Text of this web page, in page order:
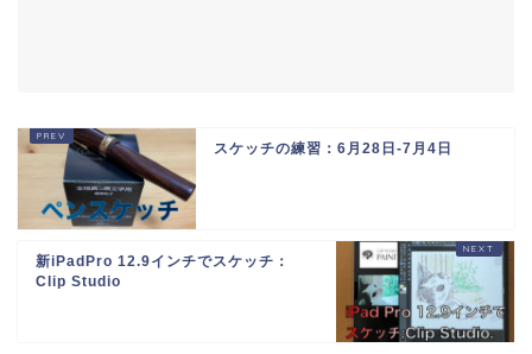
スケッチの練習：6月28日-7月4日
新iPadPro 12.9インチでスケッチ：
Clip Studio